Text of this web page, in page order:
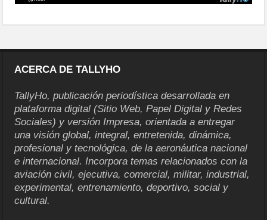
ACERCA DE TALLYHO
TallyHo, publicación periodística desarrollada en
plataforma digital (Sitio Web, Papel Digital y Redes
Sociales) y versión Impresa, orientada a entregar
una visión global, integral, entretenida, dinámica,
profesional y tecnológica, de la aeronáutica nacional
e internacional. Incorpora temas relacionados con la
aviación civil, ejecutiva, comercial, militar, industrial,
experimental, entrenamiento, deportivo, social y
cultural.